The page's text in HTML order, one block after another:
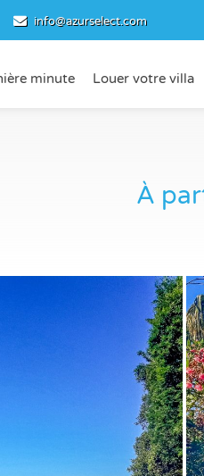
info@azurselect.com
minute Louer votre villa
À